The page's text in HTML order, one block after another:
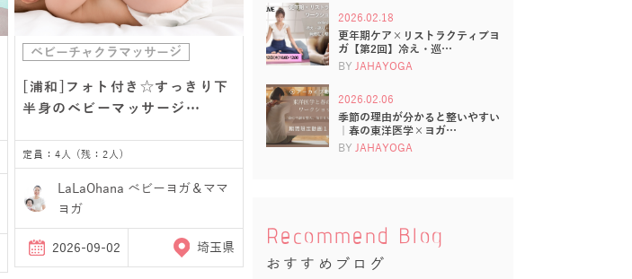
ベビーチャクラマッサージ
[浦和]フォト付き☆すっきり下
半身のベビーマッサージ…
定員：4人 (残：2人)
LaLaOhana ベビーヨガ＆ママ
ヨガ
2026-09-02 埼玉県
2026.02.18
更年期ケア×リストラクティブヨ
ガ【第2回】冷え・巡…
BY JAHAYOGA
2026.02.06
季節の理由が分かると整いやすい
｜春の東洋医学×ヨガ…
BY JAHAYOGA
Recommend Blog
おすすめブログ